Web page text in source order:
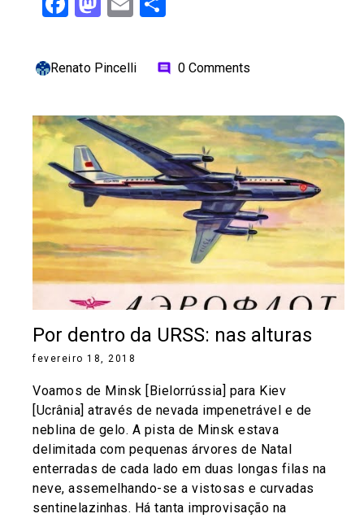
Renato Pincelli comment 0 Comments
Por dentro da URSS: nas alturas
fevereiro 18, 2018
Voamos de Minsk [Bielorrússia] para Kiev
[Ucrânia] através de nevada impenetrável e de
neblina de gelo. A pista de Minsk estava
delimitada com pequenas árvores de Natal
enterradas de cada lado em duas longas filas na
neve, assemelhando-se a vistosas e curvadas
sentinelazinhas. Há tanta improvisação na